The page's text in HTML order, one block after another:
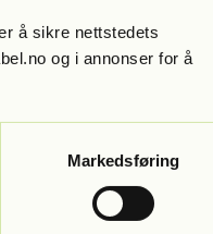
å sikre nettstedets
og i annonser for å
Markedsføring